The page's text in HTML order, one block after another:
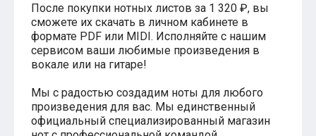
Властелин колец: Братство Кольца
Гордость и предубеждение
Классическая музыка
Времена года - Вивальди
Времена года - Чайковский
Ноты для вальса
Из мультфильмов
Король лев
Холодное сердце
После покупки нотных листов за 1 320 ₽, вы
сможете их скачать в личном кабинете в
формате PDF или MIDI. Исполняйте с нашим
сервисом ваши любимые произведения в
вокале или на гитаре!
Мы с радостью создадим ноты для любого
произведения для вас. Мы единственный
официальный специализированный магазин